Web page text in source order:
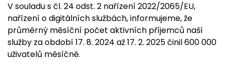
V souladu s čl. 24 odst. 2 nařízení 2022/2065/EU,
nařízení o digitálních službách, informujeme, že
průměrný měsíční počet aktivních příjemců naší
služby za období 17. 8. 2024 až 17. 2. 2025 činil 600 000
uživatelů měsíčně.